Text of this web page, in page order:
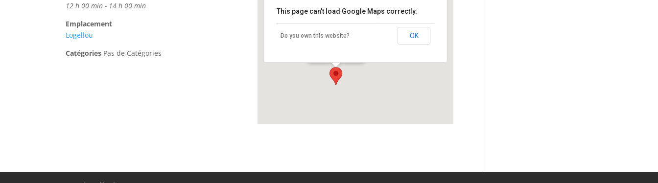
Logellou
This page can't load Google Maps correctly.
Do you own this website? OK
12 h 00 min - 14 h 00 min
Emplacement
Logellou
Catégories Pas de Catégories